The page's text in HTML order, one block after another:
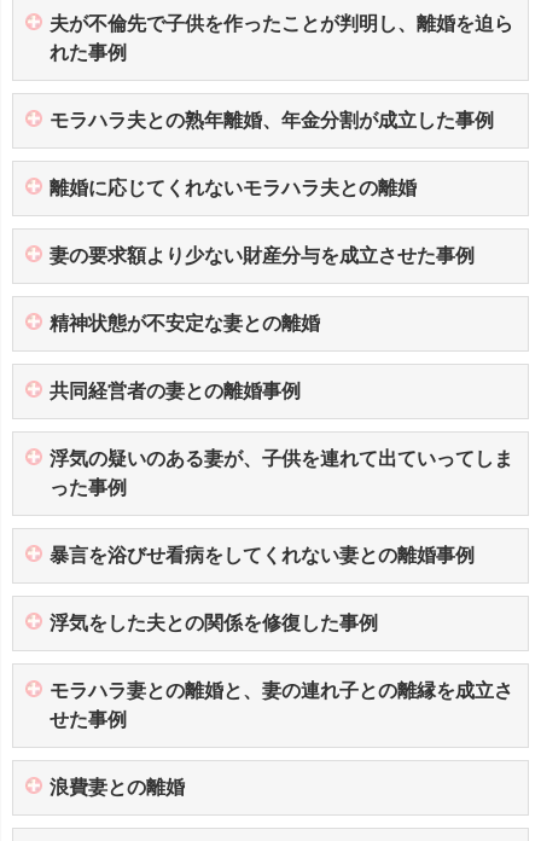
夫が不倫先で子供を作ったことが判明し、離婚を迫ら
れた事例
モラハラ夫との熟年離婚、年金分割が成立した事例
離婚に応じてくれないモラハラ夫との離婚
妻の要求額より少ない財産分与を成立させた事例
精神状態が不安定な妻との離婚
共同経営者の妻との離婚事例
浮気の疑いのある妻が、子供を連れて出ていってしま
った事例
暴言を浴びせ看病をしてくれない妻との離婚事例
浮気をした夫との関係を修復した事例
モラハラ妻との離婚と、妻の連れ子との離縁を成立さ
せた事例
浪費妻との離婚